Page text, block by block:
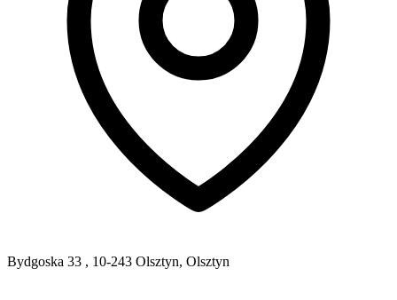
Bydgoska 33 , 10-243 Olsztyn, Olsztyn